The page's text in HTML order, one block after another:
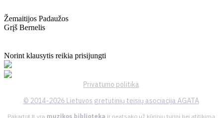
Žemaitijos Padaužos
Grįš Bernelis
Norint klausytis reikia prisijungti
Privatumo politika
© 2014-2026 Lietuvos gretutinių teisių asociacija AGATA
Pakartot.lt yra muzikos biblioteka ir neatsako už kūrinių turinį bei atitikimą